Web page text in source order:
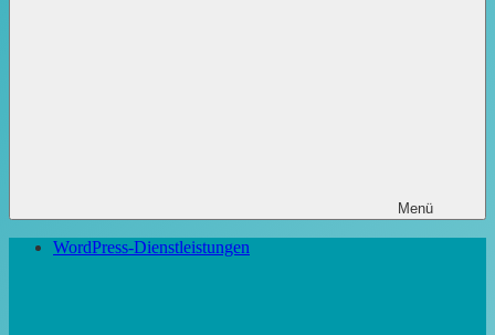
Menü
WordPress-Dienstleistungen